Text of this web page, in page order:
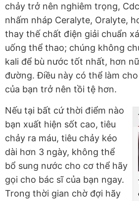
chảy trở nên nghiêm trọng,
nhấm nháp Ceralyte, Oralyte,
thay thế chất điện giải chuẩn
uống thể thao; chúng không
kali để bù nước tốt nhất, hơn
đường. Điều này có thể làm cho
của bạn trở nên tồi tệ hơn.
Nếu tại bất cứ thời điểm nào
bạn xuất hiện sốt cao, tiêu
chảy ra máu, tiêu chảy kéo
dài hơn 3 ngày, không thể
bổ sung nước cho cơ thể hãy
gọi cho bác sĩ của bạn ngay.
Trong thời gian chờ đợi hãy